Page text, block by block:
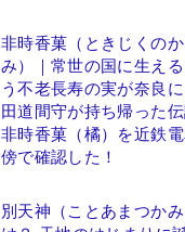
非時香菓（ときじくの
み）｜常世の国に生え
う不老長寿の実が奈良に
田道間守が持ち帰った
非時香菓（橘）を近鉄
傍で確認した！
別天神（ことあまつかみ